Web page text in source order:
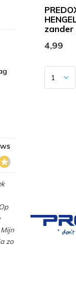
4,99
zo